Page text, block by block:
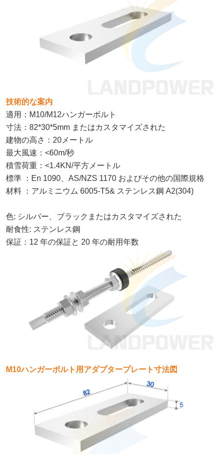
技術的な案内
適用：M10/M12ハンガーボルト
寸法 ： 82*30*5mm またはカスタマイズされた
建物の高さ ： 20メートル
最大風速 ： <60m/秒
積雪荷重 ： <1.4KN/平方メートル
標準
： En 1090、AS/NZS 1170 およびその他の国際規格
材料
： アルミニウム 6005-T5& ステンレス鋼 A2(304)
色: シルバー、ブラックまたはカスタマイズされた
耐食性: ステンレス鋼
保証 ： 12 年の保証と 20 年の耐用年数
M10ハンガーボルト用アダプタープレート寸法図